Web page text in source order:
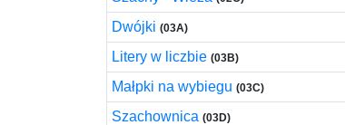
Dwójki (03A)
Litery w liczbie (03B)
Małpki na wybiegu (03C)
Szachownica (03D)